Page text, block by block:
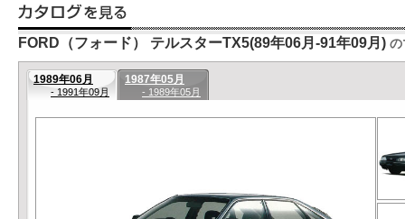
FORD（フォード） テルスターTX5(89年06月-91年09月) の
1989年06月
- 1991年09月
1987年05月
- 1989年05月